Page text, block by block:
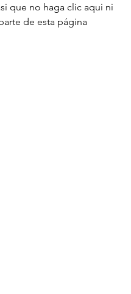
que no haga clic aqui ni
de esta página